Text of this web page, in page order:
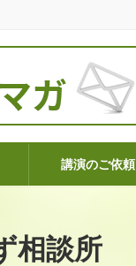
講演のご依頼
相談所